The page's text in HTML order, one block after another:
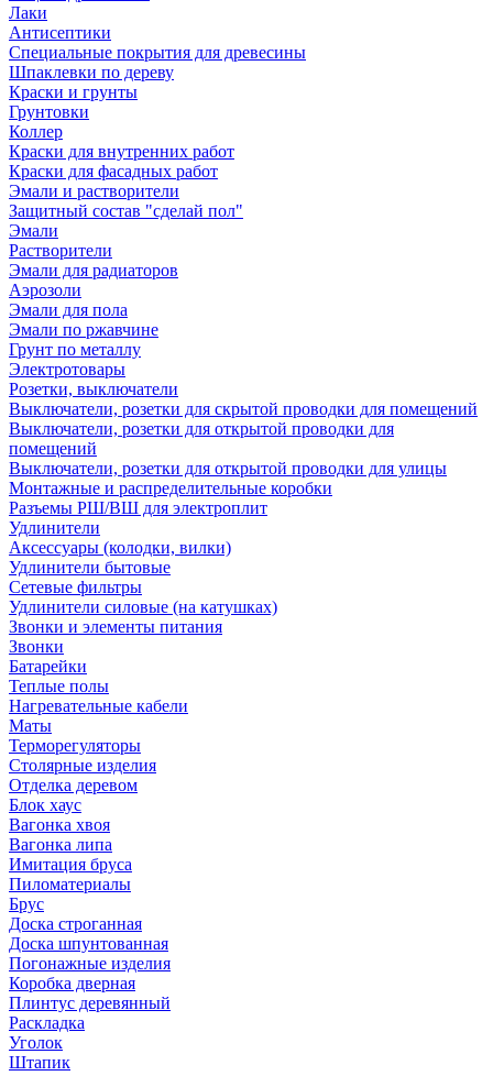
Лаки
Антисептики
Специальные покрытия для древесины
Шпаклевки по дереву
Краски и грунты
Грунтовки
Коллер
Краски для внутренних работ
Краски для фасадных работ
Эмали и растворители
Защитный состав "сделай пол"
Эмали
Растворители
Эмали для радиаторов
Аэрозоли
Эмали для пола
Эмали по ржавчине
Грунт по металлу
Электротовары
Розетки, выключатели
Выключатели, розетки для скрытой проводки для помещений
Выключатели, розетки для открытой проводки для
помещений
Выключатели, розетки для открытой проводки для улицы
Монтажные и распределительные коробки
Разъемы РШ/ВШ для электроплит
Удлинители
Аксессуары (колодки, вилки)
Удлинители бытовые
Сетевые фильтры
Удлинители силовые (на катушках)
Звонки и элементы питания
Звонки
Батарейки
Теплые полы
Нагревательные кабели
Маты
Терморегуляторы
Столярные изделия
Отделка деревом
Блок хаус
Вагонка хвоя
Вагонка липа
Имитация бруса
Пиломатериалы
Брус
Доска строганная
Доска шпунтованная
Погонажные изделия
Коробка дверная
Плинтус деревянный
Раскладка
Уголок
Штапик